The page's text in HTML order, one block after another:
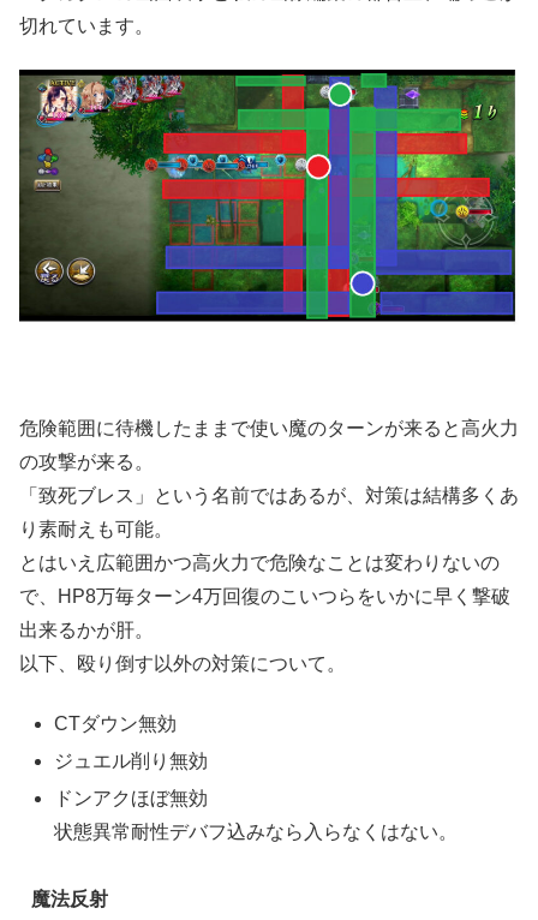
切れています。
危険範囲に待機したままで使い魔のターンが来ると高火力
の攻撃が来る。
「致死ブレス」という名前ではあるが、対策は結構多くあ
り素耐えも可能。
とはいえ広範囲かつ高火力で危険なことは変わりないの
で、HP8万毎ターン4万回復のこいつらをいかに早く撃破
出来るかが肝。
以下、殴り倒す以外の対策について。
CTダウン無効
ジュエル削り無効
ドンアクほぼ無効
状態異常耐性デバフ込みなら入らなくはない。
魔法反射